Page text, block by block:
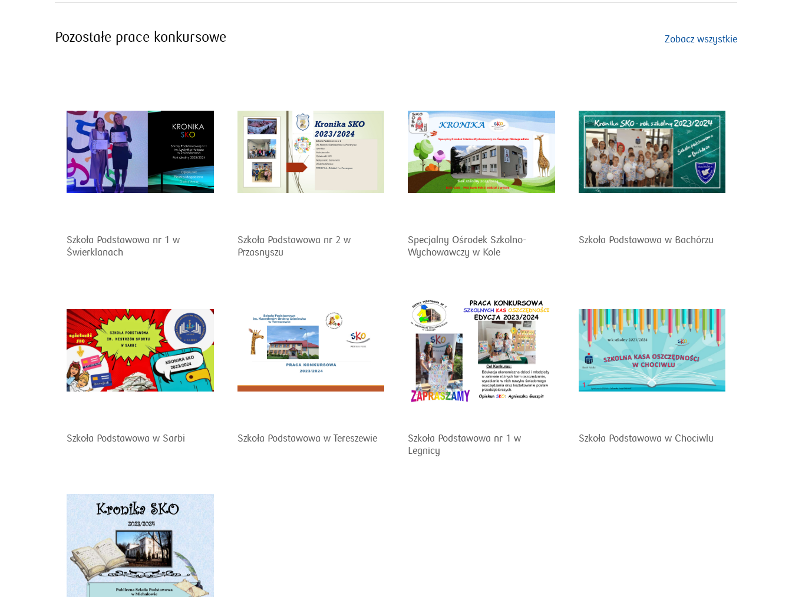
w
oknie
w
oknie
Pozostałe prace konkursowe Zobacz wszystkie
Szkoła Podstawowa nr 1 w
Świerklanach
Szkoła Podstawowa nr 2 w
Przasnyszu
Specjalny Ośrodek Szkolno-
Wychowawczy w Kole
Szkoła Podstawowa w Bachórzu
Szkoła Podstawowa w Sarbi Szkoła Podstawowa w Tereszewie
Szkoła Podstawowa nr 1 w
Legnicy
Szkoła Podstawowa w Chociwlu